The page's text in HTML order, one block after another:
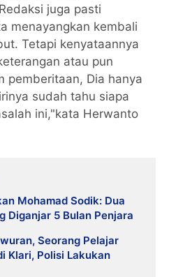
juga pasti
menayangkan kembali
Tetapi kenyataannya
atau pun
pemberitaan, Dia hanya
sudah tahu siapa
ini,"kata Herwanto
Mohamad Sodik: Dua
Diganjar 5 Bulan Penjara
Seorang Pelajar
Klari, Polisi Lakukan